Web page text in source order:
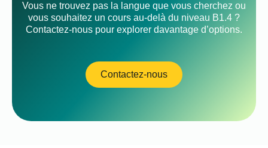
Vous ne trouvez pas la langue que vous cherchez ou
vous souhaitez un cours au-delà du niveau B1.4 ?
Contactez-nous pour explorer davantage d’options.
Contactez-nous